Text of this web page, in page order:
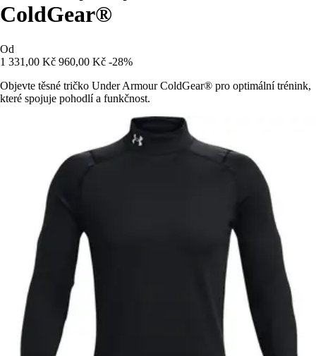
ColdGear®
Od
1 331,00 Kč 960,00 Kč -28%
Objevte těsné tričko Under Armour ColdGear® pro optimální trénink,
které spojuje pohodlí a funkčnost.